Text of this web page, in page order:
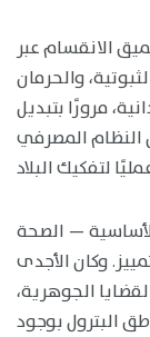
الانقسام عبر
والحرمان
مرورًا بتبديل
— الصحة
وكان الأجدى
الجوهرية،
البترول بوجود